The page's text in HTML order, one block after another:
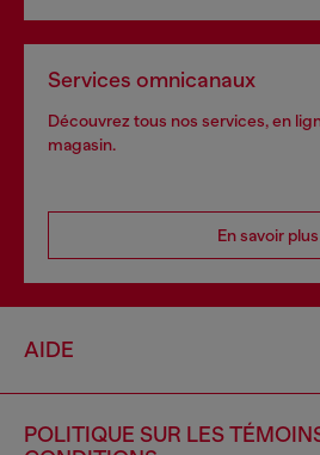
Services omnicanaux
Découvrez tous nos services, en
magasin.
En savoir plus
AIDE
POLITIQUE SUR LES